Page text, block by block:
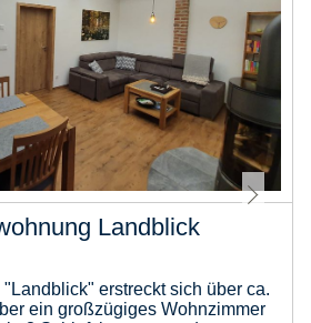
Landblick
erstreckt sich über ca.
ein großzügiges Wohnzimmer